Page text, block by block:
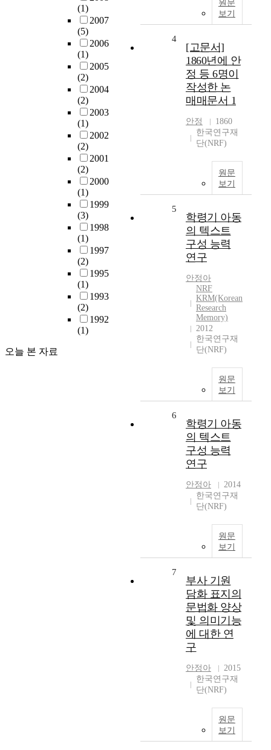
(1)
2007
(5)
2006
(1)
2005
(2)
2004
(2)
2003
(1)
2002
(2)
2001
(2)
2000
(1)
1999
(3)
1998
(1)
1997
(2)
1995
(1)
1993
(2)
1992
(1)
오늘 본 자료
원문
보기
4
[고문서]
1860년에 안
정 등 6명이
작성한 논
매매문서 1
안정
1860
한국연구재
단(NRF)
원문
보기
5
학령기 아동
의 텍스트
구성 능력
연구
안정아
NRF
KRM(Korean
Research
Memory)
2012
한국연구재
단(NRF)
원문
보기
6
학령기 아동
의 텍스트
구성 능력
연구
안정아
2014
한국연구재
단(NRF)
원문
보기
7
부사 기원
담화 표지의
문법화 양상
및 의미기능
에 대한 연
구
안정아
2015
한국연구재
단(NRF)
원문
보기